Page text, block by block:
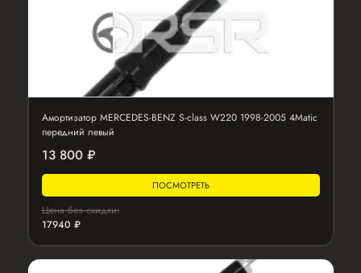
Амортизатор MERCEDES-BENZ S-class W220 1998-2005 4Matic
передний левый
13 800 ₽
ПОСМОТРЕТЬ
Цена без скидки:
17940 ₽